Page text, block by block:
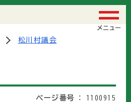
メニュー
松川村議会
ページ番号
1100915